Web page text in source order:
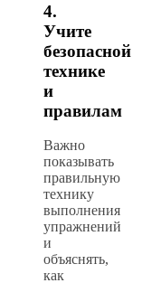
4.
Учите
безопасной
технике
и
правилам
Важно
показывать
правильную
технику
выполнения
упражнений
и
объяснять,
как